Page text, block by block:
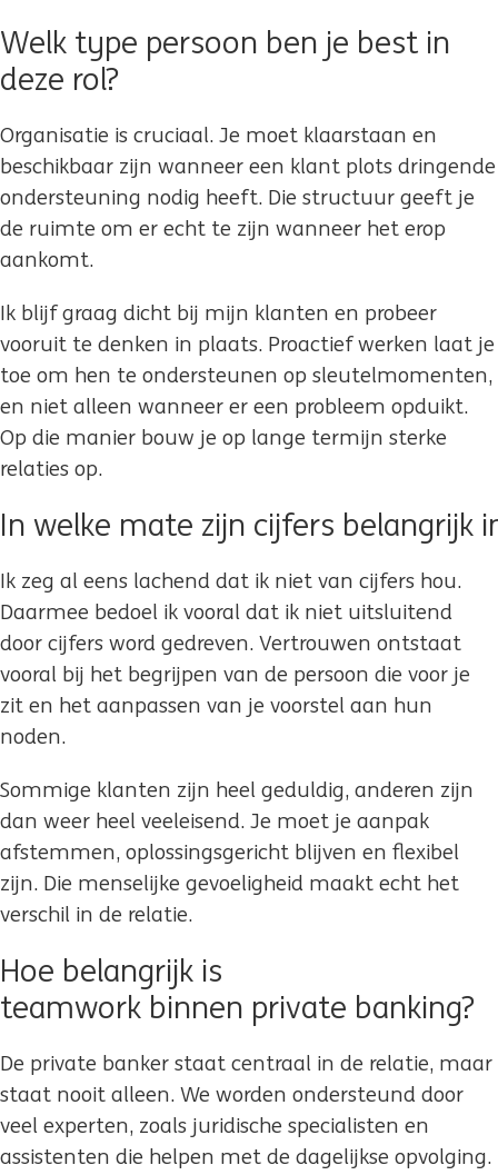
Welk type persoon ben je best in
deze rol?
Organisatie is cruciaal. Je moet klaarstaan en
beschikbaar zijn wanneer een klant plots dringende
ondersteuning nodig heeft. Die structuur geeft je
de ruimte om er echt te zijn wanneer het erop
aankomt.
Ik blijf graag dicht bij mijn klanten en probeer
vooruit te denken in plaats. Proactief werken laat je
toe om hen te ondersteunen op sleutelmomenten,
en niet alleen wanneer er een probleem opduikt.
Op die manier bouw je op lange termijn sterke
relaties op.
In welke mate zijn cijfers belangrijk
Ik zeg al eens lachend dat ik niet van cijfers hou.
Daarmee bedoel ik vooral dat ik niet uitsluitend
door cijfers word gedreven. Vertrouwen ontstaat
vooral bij het begrijpen van de persoon die voor je
zit en het aanpassen van je voorstel aan hun
noden.
Sommige klanten zijn heel geduldig, anderen zijn
dan weer heel veeleisend. Je moet je aanpak
afstemmen, oplossingsgericht blijven en flexibel
zijn. Die menselijke gevoeligheid maakt echt het
verschil in de relatie.
Hoe belangrijk is
teamwork binnen private banking?
De private banker staat centraal in de relatie, maar
staat nooit alleen. We worden ondersteund door
veel experten, zoals juridische specialisten en
assistenten die helpen met de dagelijkse opvolging.